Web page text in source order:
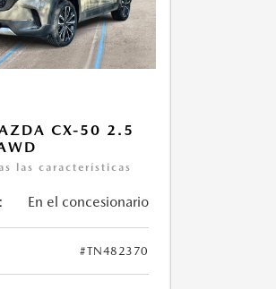
CX-50 2.5
las características
En el concesionario
#TN482370